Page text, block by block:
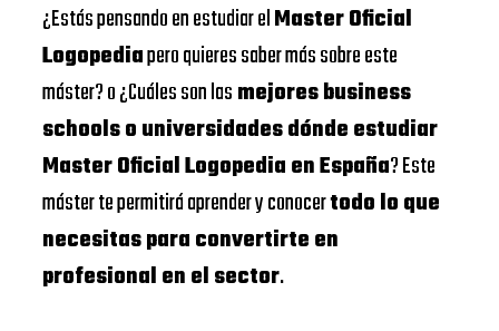
¿Estás pensando en estudiar elMaster Oficial
Logopediapero quieres saber más sobre este
máster? o ¿Cuáles son lasmejores business
schools o universidades dónde estudiar
Master Oficial Logopedia en España? Este
máster te permitirá aprender y conocertodo lo que
necesitas para convertirte en
profesional en el sector.